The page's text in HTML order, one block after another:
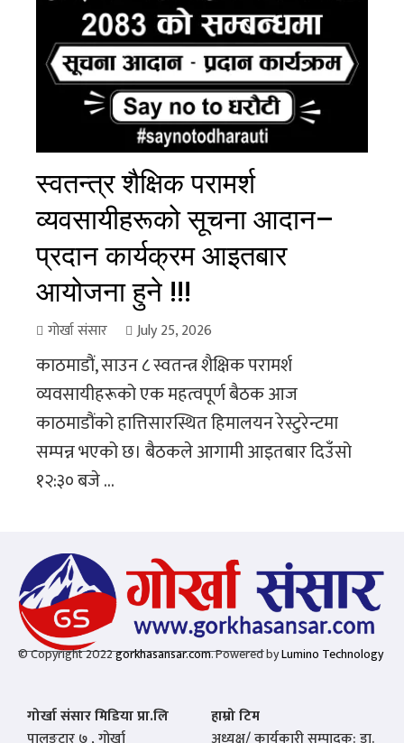
स्वतन्त्र शैक्षिक परामर्श
व्यवसायीहरूको सूचना आदान–
प्रदान कार्यक्रम आइतबार
आयोजना हुने !!!
गोर्खा संसार July 25, 2026
काठमाडौं, साउन ८ स्वतन्त्र शैक्षिक परामर्श
व्यवसायीहरूको एक महत्वपूर्ण बैठक आज
काठमाडौंको हात्तिसारस्थित हिमालयन रेस्टुरेन्टमा
सम्पन्न भएको छ। बैठकले आगामी आइतबार दिउँसो
१२:३० बजे ...
© Copyright 2022gorkhasansar.com. Powered byLumino Technology
गोर्खा संसार मिडिया प्रा.लि
हाम्रो टिम